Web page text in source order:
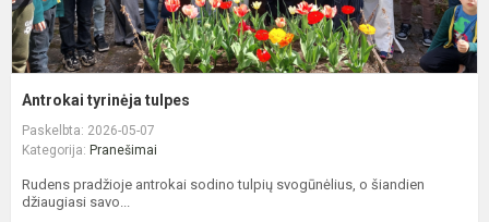
Antrokai tyrinėja tulpes
Paskelbta: 2026-05-07
Kategorija: Pranešimai
Rudens pradžioje antrokai sodino tulpių svogūnėlius, o šiandien
džiaugiasi savo...